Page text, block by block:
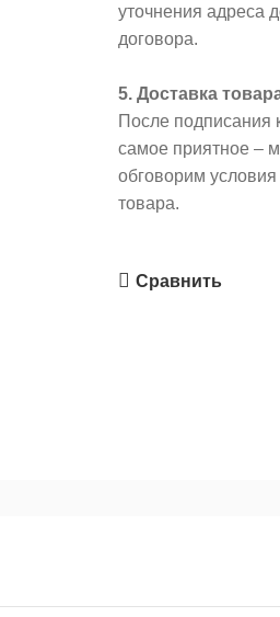
уточнения адреса
договора.
5. Доставка
После подписания
самое приятное –
обговорим
товара.
Сравнить